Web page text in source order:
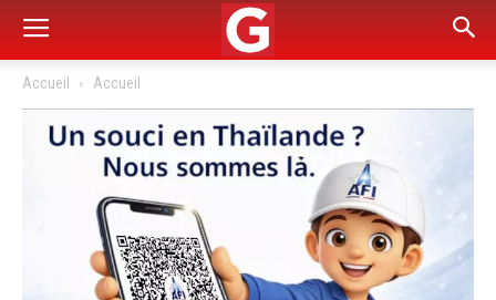
Accueil Accueil